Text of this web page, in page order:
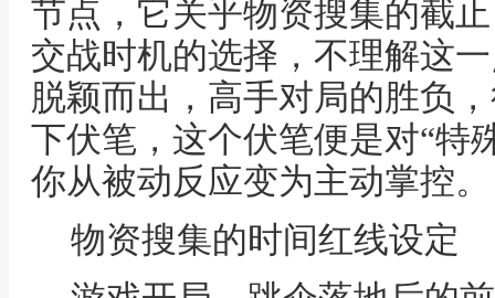
节点，它关乎物资搜集的截
交战时机的选择，不理解这
脱颖而出，高手对局的胜负
下伏笔，这个伏笔便是对“特
你从被动反应变为主动掌控。
物资搜集的时间红线设定